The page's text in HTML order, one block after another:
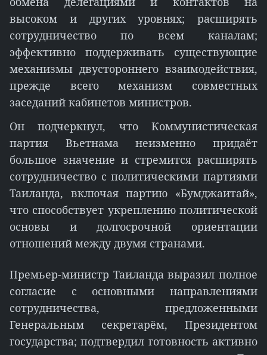
высоком и других уровнях; расширять
сотрудничество по всем каналам;
эффективно поддерживать существующие
механизмы двустороннего взаимодействия,
прежде всего механизм совместных
заседаний кабинетов министров.
Он подчеркнул, что Коммунистическая
партия Вьетнама неизменно придаёт
большое значение и стремится расширять
сотрудничество с политическими партиями
Таиланда, включая партию «Бумджаитай»,
что способствует укреплению политической
основы и долгосрочной ориентации
отношений между двумя странами.
Премьер-министр Таиланда выразил полное
согласие с основными направлениями
сотрудничества, предложенными
Генеральным секретарём, Президентом
государства; подтвердил готовность активно